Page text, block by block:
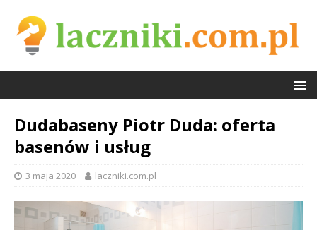
Dudabaseny Piotr Duda: oferta
basenów i usług
3 maja 2020 laczniki.com.pl